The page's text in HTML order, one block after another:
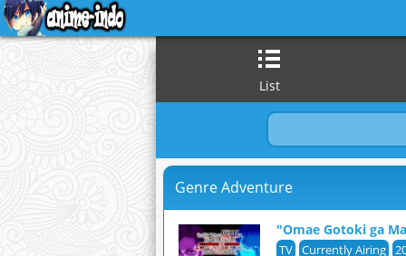
List
Genre Adventure
"Omae Gotoki ga
TV Currently Airing